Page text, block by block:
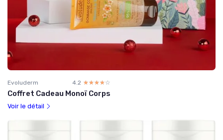
Evoluderm 4.2 ☆☆☆☆☆
★★★★★
Coffret Cadeau Monoï Corps
Voir le détail